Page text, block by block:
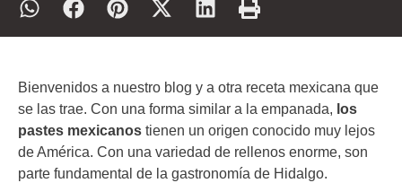
Bienvenidos a nuestro blog y a otra receta mexicana que
se las trae. Con una forma similar a la empanada, los
pastes mexicanos tienen un origen conocido muy lejos
de América. Con una variedad de rellenos enorme, son
parte fundamental de la gastronomía de Hidalgo.